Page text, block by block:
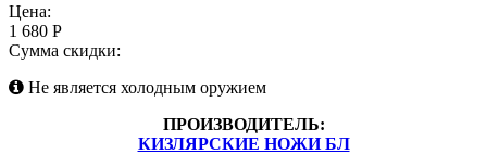
Цена:
1 680 Р
Сумма скидки:
Не является холодным оружием
ПРОИЗВОДИТЕЛЬ:
КИЗЛЯРСКИЕ НОЖИ БЛ